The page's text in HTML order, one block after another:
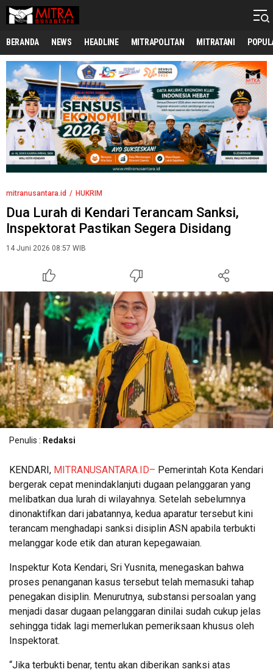
mitranusantara.id
Mitranya Masyarakat Indonesia
BERANDA NEWS HEADLINE MITRAPOLITAN MITRATANI
mitranusantara.id HUKRIM
Dua Lurah di Kendari Terancam Sanksi,
Inspektorat Pastikan Segera Disidang
14 Juni 2026 08:57 WIB
Penulis : Redaksi
KENDARI, MITRANUSANTARA.ID– Pemerintah Kota Kendari
bergerak cepat menindaklanjuti dugaan pelanggaran yang
melibatkan dua lurah di wilayahnya. Setelah sebelumnya
dinonaktifkan dari jabatannya, kedua aparatur tersebut kini
terancam menghadapi sanksi disiplin ASN apabila terbukti
melanggar kode etik dan aturan kepegawaian.
Inspektur Kota Kendari, Sri Yusnita, menegaskan bahwa
proses penanganan kasus tersebut telah memasuki tahap
penegakan disiplin. Menurutnya, substansi persoalan yang
menjadi dasar dugaan pelanggaran dinilai sudah cukup jelas
sehingga tidak lagi memerlukan pemeriksaan khusus oleh
Inspektorat.
“Jika terbukti benar, tentu akan diberikan sanksi atas